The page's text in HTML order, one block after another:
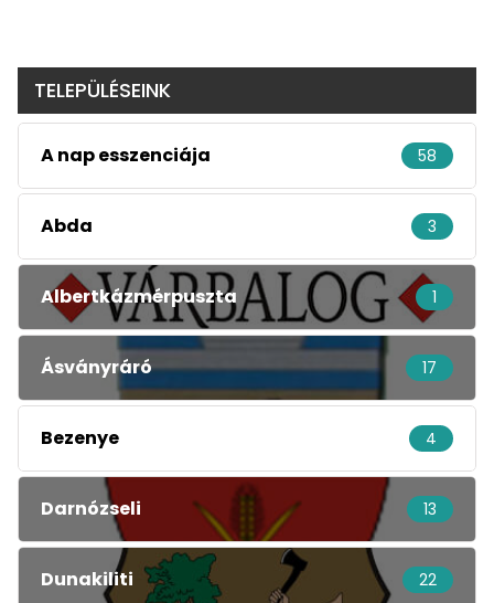
TELEPÜLÉSEINK
A nap esszenciája 58
Abda 3
Albertkázmérpuszta 1
Ásványráró 17
Bezenye 4
Darnózseli 13
Dunakiliti 22